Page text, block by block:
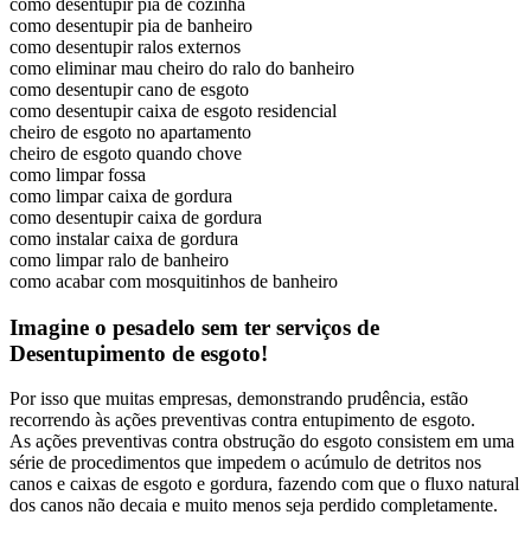
como desentupir pia de banheiro
como desentupir ralos externos
como eliminar mau cheiro do ralo do banheiro
como desentupir cano de esgoto
como desentupir caixa de esgoto residencial
cheiro de esgoto no apartamento
cheiro de esgoto quando chove
como limpar fossa
como limpar caixa de gordura
como desentupir caixa de gordura
como instalar caixa de gordura
como limpar ralo de banheiro
como acabar com mosquitinhos de banheiro
Imagine o pesadelo sem ter serviços de
Desentupimento de esgoto!
Por isso que muitas empresas, demonstrando prudência, estão
recorrendo às ações preventivas contra entupimento de esgoto.
As ações preventivas contra obstrução do esgoto consistem em uma
série de procedimentos que impedem o acúmulo de detritos nos
canos e caixas de esgoto e gordura, fazendo com que o fluxo natural
dos canos não decaia e muito menos seja perdido completamente.